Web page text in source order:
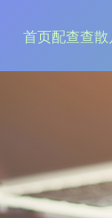
首页配查查散